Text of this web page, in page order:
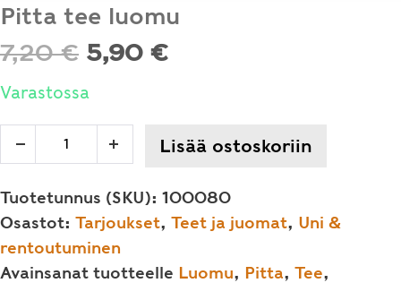
Pitta tee luomu
7,20€ Alkuperäinen
hinta
oli:
7,20 €.
5,90 €Nykyinen
5,90 €.
Varastossa
Decrease
Pitta
tee
luomu
määrä
IncreaseLisää ostoskoriin
Tuotetunnus (SKU): 100080
Osastot: Tarjoukset, Teet ja juomat, Uni &
rentoutuminen
Avainsanat tuotteelle Luomu, Pitta, Tee,